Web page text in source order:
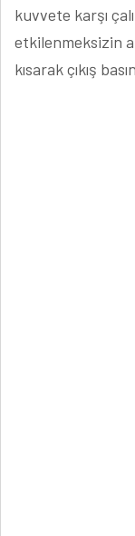
kuvvete karşı
etkilenmeksizin
kısarak çıkış